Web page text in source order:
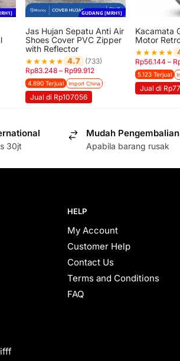
GUDANG [MRH1]
Jas Hujan Sepatu Anti Air
Shoes Cover PVC Zipper
with Reflector
★★★★★ 4.7
(733)
Rp83.248 – Rp99.912
4.890 Terjual Import China
Jual di Rp107056
Kacamata
Motor
★★★★★
Rp56.144 –
5.123 Terjual
Jual di
30jt
Mudah
Apabila barang rusak
HELP
My Account
Customer Help
Contact Us
Terms and Conditions
FAQ